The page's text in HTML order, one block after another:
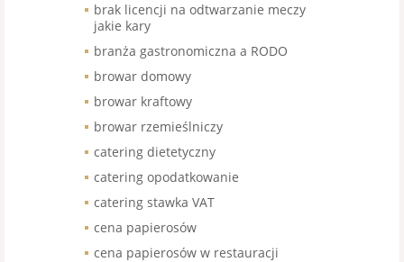
brak licencji na odtwarzanie meczy
jakie kary
branża gastronomiczna a RODO
browar domowy
browar kraftowy
browar rzemieślniczy
catering dietetyczny
catering opodatkowanie
catering stawka VAT
cena papierosów
cena papierosów w restauracji